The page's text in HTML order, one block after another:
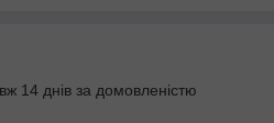
14 днів за домовленістю